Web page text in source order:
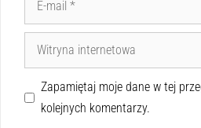
Zapamiętaj moje dane w tej
kolejnych komentarzy.